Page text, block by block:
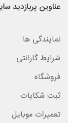
عناوین پربازدید
نمایندگی ها
شرایط گارانتی
فروشگاه
ثبت شکایات
تعمیرات موبایل